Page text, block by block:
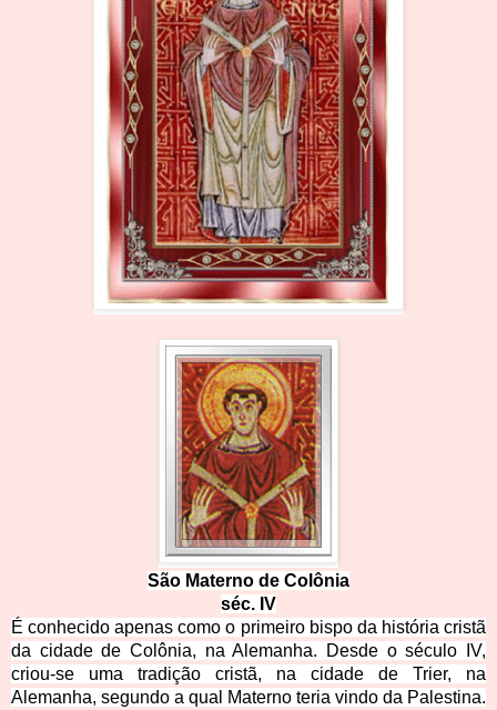
São Materno de Colônia
séc. IV
É conhecido apenas como o primeiro bispo da história cristã
da cidade de Colônia, na Alemanha. Desde o século IV,
criou-se uma tradição cristã, na cidade de Trier, na
Alemanha, segundo a qual Materno teria vindo da Palestina.